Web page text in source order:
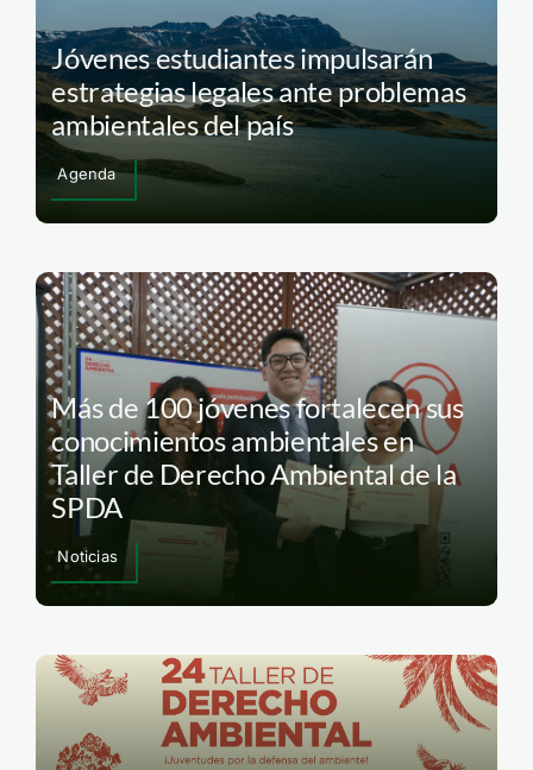
Jóvenes estudiantes impulsarán
estrategias legales ante problemas
ambientales del país
Agenda
Más de 100 jóvenes fortalecen sus
conocimientos ambientales en
Taller de Derecho Ambiental de la
SPDA
Noticias